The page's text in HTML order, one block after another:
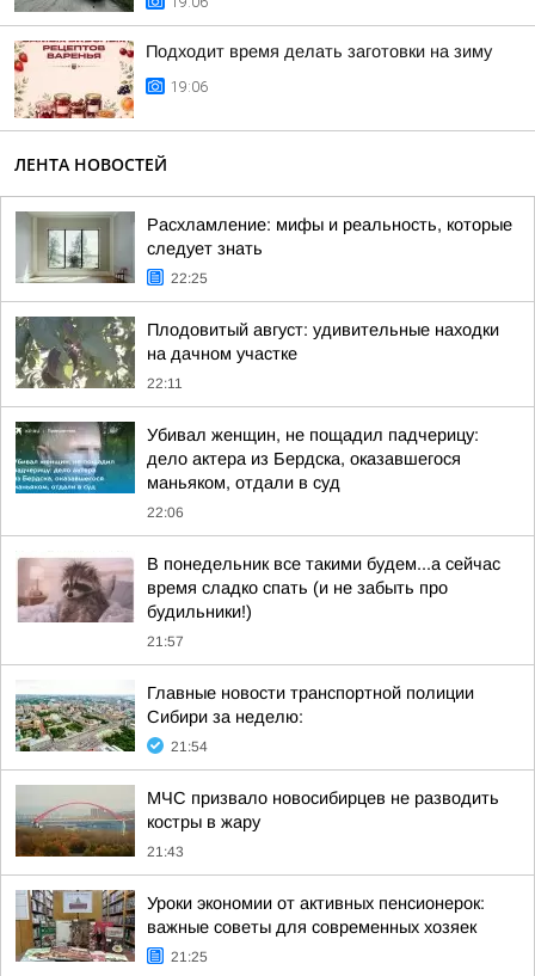
Подходит время делать заготовки на зиму
19:06
ЛЕНТА НОВОСТЕЙ
Расхламление: мифы и реальность, которые
следует знать
22:25
Плодовитый август: удивительные находки
на дачном участке
22:11
Убивал женщин, не пощадил падчерицу:
дело актера из Бердска, оказавшегося
маньяком, отдали в суд
22:06
В понедельник все такими будем...а сейчас
время сладко спать (и не забыть про
будильники!)
21:57
Главные новости транспортной полиции
Сибири за неделю:
21:54
МЧС призвало новосибирцев не разводить
костры в жару
21:43
Уроки экономии от активных пенсионерок:
важные советы для современных хозяек
21:25